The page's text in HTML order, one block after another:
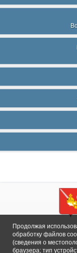
Продолжая
обработку файлов
(сведения о
браузера; тип